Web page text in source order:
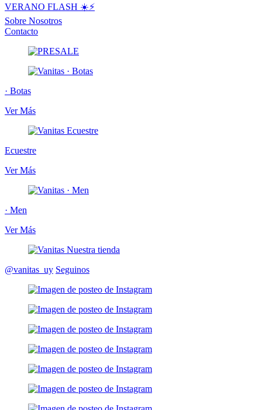
VERANO FLASH ☀️⚡️
Sobre Nosotros
Contacto
· Botas
Ver Más
Ecuestre
Ver Más
· Men
Ver Más
@vanitas_uy Seguinos